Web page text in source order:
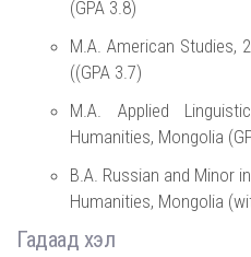
(GPA 3.8)
M.A. American Studies,
((GPA 3.7)
M.A. Applied
Humanities, Mongolia
B.A. Russian and Minor
Humanities, Mongolia
Гадаад хэл